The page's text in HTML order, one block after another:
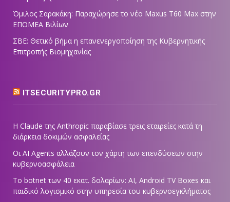
Όμιλος Σαρακάκη: Παραχώρησε το νέο Maxus T60 Max στην
ΕΠΟΜΕΑ Βιλίων
ΣΒΕ: Θετικό βήμα η επανενεργοποίηση της Κυβερνητικής
Επιτροπής Βιομηχανίας
ITSECURITYPRO.GR
Η Claude της Anthropic παραβίασε τρεις εταιρείες κατά τη
διάρκεια δοκιμών ασφαλείας
Οι AI Agents αλλάζουν τον χάρτη των επενδύσεων στην
κυβερνοασφάλεια
Το botnet των 40 εκατ. δολαρίων: AI, Android TV Boxes και
παιδικό λογισμικό στην υπηρεσία του κυβερνοεγκλήματος